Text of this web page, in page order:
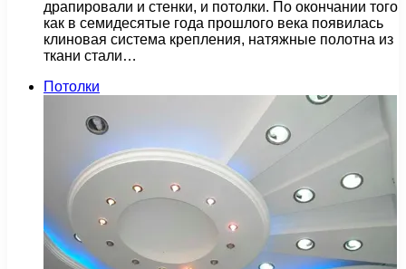
драпировали и стенки, и потолки. По окончании того
как в семидесятые года прошлого века появилась
клиновая система крепления, натяжные полотна из
ткани стали…
Потолки